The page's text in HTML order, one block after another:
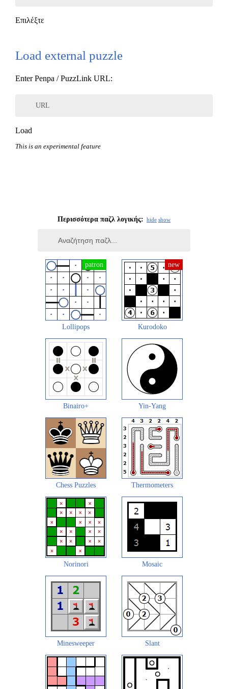
Επιλέξτε
Load external puzzle
Enter Penpa / PuzzLink URL:
URL
Load
This is an experimental feature
Περισσότερα παζλ λογικής: hide show
Lollipops Kurodoko
Binairo+ Yin-Yang
Chess Puzzles Thermometers
Norinori Mosaic
Minesweeper Slant